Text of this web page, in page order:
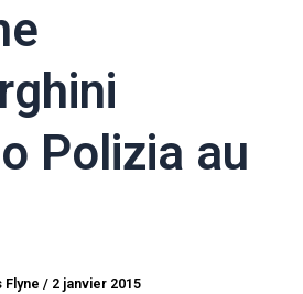
Polizia au
Flyne/ 2 janvier 2015